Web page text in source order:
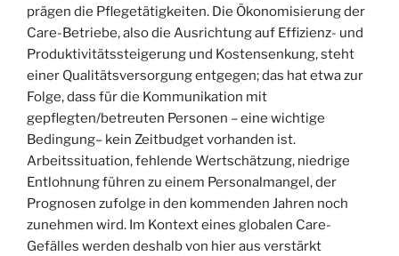
prägen die Pflegetätigkeiten. Die Ökonomisierung der
Care-Betriebe, also die Ausrichtung auf Effizienz- und
Produktivitätssteigerung und Kostensenkung, steht
einer Qualitätsversorgung entgegen; das hat etwa zur
Folge, dass für die Kommunikation mit
gepflegten/betreuten Personen – eine wichtige
Bedingung– kein Zeitbudget vorhanden ist.
Arbeitssituation, fehlende Wertschätzung, niedrige
Entlohnung führen zu einem Personalmangel, der
Prognosen zufolge in den kommenden Jahren noch
zunehmen wird. Im Kontext eines globalen Care-
Gefälles werden deshalb von hier aus verstärkt